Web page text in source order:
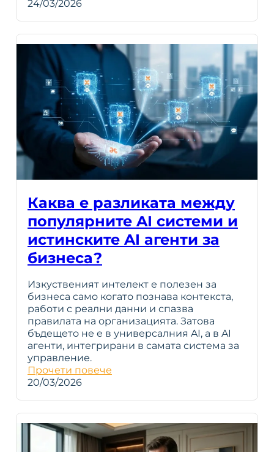
24/03/2026
Каква е разликата между
популярните AI системи и
истинските AI агенти за
бизнеса?
Изкуственият интелект е полезен за
бизнеса само когато познава контекста,
работи с реални данни и спазва
правилата на организацията. Затова
бъдещето не е в универсалния AI, а в AI
агенти, интегрирани в самата система за
управление.
Прочети повече
20/03/2026